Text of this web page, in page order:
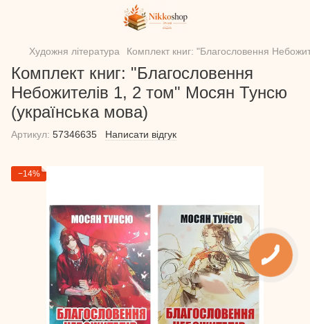
Художня література Комплект книг: "Благословення
Комплект книг: "Благословення
Небожителів 1, 2 том" Мосян Тунсю
(українська мова)
Артикул: 57346635 Написати відгук
−14%